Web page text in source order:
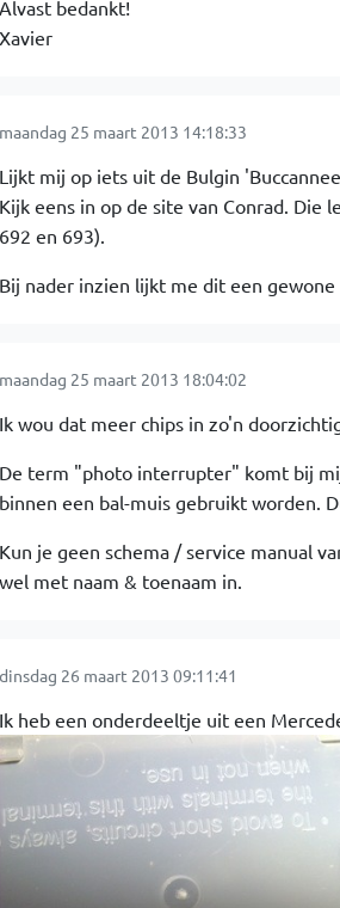
Alvast bedankt!
Xavier
maandag 25 maart 2013 14:18:33
Lijkt mij op iets uit de Bulgin
Kijk eens in op de site van Conrad. Die
692 en 693).
Bij nader inzien lijkt me dit een
maandag 25 maart 2013 18:04:02
Ik wou dat meer chips in zo'n
De term "photo interrupter" komt bij
binnen een bal-muis gebruikt worden.
Kun je geen schema / service manual
wel met naam & toenaam in.
dinsdag 26 maart 2013 09:11:41
Ik heb een onderdeeltje uit een